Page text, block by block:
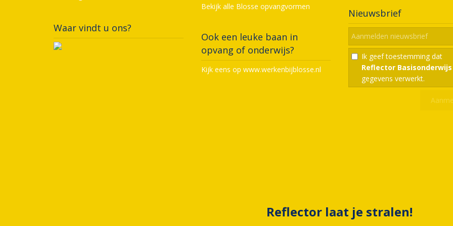
Waar vindt u ons?
Bekijk alle Blosse opvangvormen
Ook een leuke baan in
opvang of onderwijs?
Kijk eens op www.werkenbijblosse.nl
Nieuwsbrief
Ik geef toestemming dat
Reflector Basisonderwijs
gegevens verwerkt.
Reflector laat je stralen!